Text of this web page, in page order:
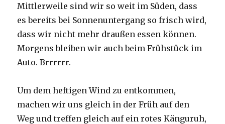
Mittlerweile sind wir so weit im Süden, dass
es bereits bei Sonnenuntergang so frisch wird,
dass wir nicht mehr draußen essen können.
Morgens bleiben wir auch beim Frühstück im
Auto. Brrrrrr.
Um dem heftigen Wind zu entkommen,
machen wir uns gleich in der Früh auf den
Weg und treffen gleich auf ein rotes Känguruh,